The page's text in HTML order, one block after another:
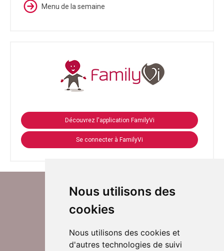
Nous utilisons des
cookies
Nous utilisons des cookies et
d'autres technologies de suivi
Menu de la semaine
Découvrez l'application FamilyVi
Se connecter à FamilyVi